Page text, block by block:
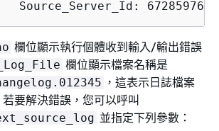
欄位顯示執行個體收到輸入/輸出錯誤
欄位顯示檔案名稱是
，這表示日誌檔案
若要解決錯誤，您可以呼叫
並指定下列參數：